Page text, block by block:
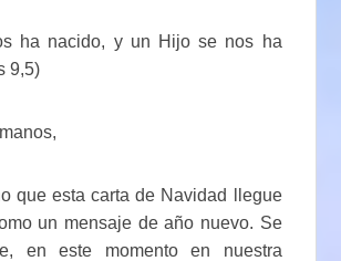
ha nacido, y un Hijo se nos ha
9,5)
que esta carta de Navidad llegue
un mensaje de año nuevo. Se
en este momento en nuestra